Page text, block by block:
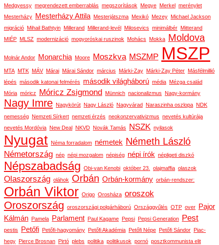
Medgyessy megrendezett emberrablás megszorítások Megye Merkel merénylet
Mesterházy
Mesterházy Attila Mesterjátszma Mexikó Mezey Michael Jackson
migráció Mihail Bathtyin Millerand Millerand-levél Milosevics minimálbér Mitterand
MIÉP MLSZ modernizáció mogyoróskai ruszinok Mohács Mokka Moldova
Molnár Andor Monarchia Moore Moszkva MSZMP MSZP
MTA MTK MÁV Márai Márai Sándor március Márki-Zay Márki-Zay Péter Másfélmillió
lépés második katonai felmérés második világháború média Mézga család
Mória móricz Móricz Zsigmond Münnich nacionalizmus Nagy-kormány
Nagy Imre Nagykörút Nagy László Nagyvárad Naraszinha oszlopa NDK
nemesség Nemzeti Sírkert nemzeti érzés neokonzervativizmus nevetés kultúrája
nevetés Mordóvia New Deal NKVD Novák Tamás NSZK nyilasok
Nyugat Néma forradalom németek Németh László
Németország nép népi mozgalom népiség népi írók népligeti diszkó
Népszabadság Obi-van Kenobi október 23. olajmaffia olaszok
Olaszország oláhok Orbán Orbán-kormány orbán-rendszer:
Orbán Viktor Origo Orosháza oroszok
Oroszország oroszországi polgárháború Országgyűlés OTP over
Pajor
Kálmán Pamela Parlament Paul Kagame Pepsi Pepsi Generation Pest
pestis Petőfi Petőfi-hagyomány Petőfi Akadémia Petőfi Népe Petőfi Sándor Piac-
hegy Pierce Brosnan Pirtó plebs politika politikusok pornó posztkommunista elit